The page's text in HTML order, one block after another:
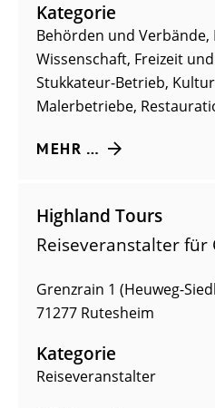
Kategorie
Behörden und Verbände,
Wissenschaft, Freizeit
Stukkateur-Betrieb,
Malerbetriebe,
MEHR …
Highland Tours
Reiseveranstalter
Grenzrain 1 (Heuweg-
71277 Rutesheim
Kategorie
Reiseveranstalter